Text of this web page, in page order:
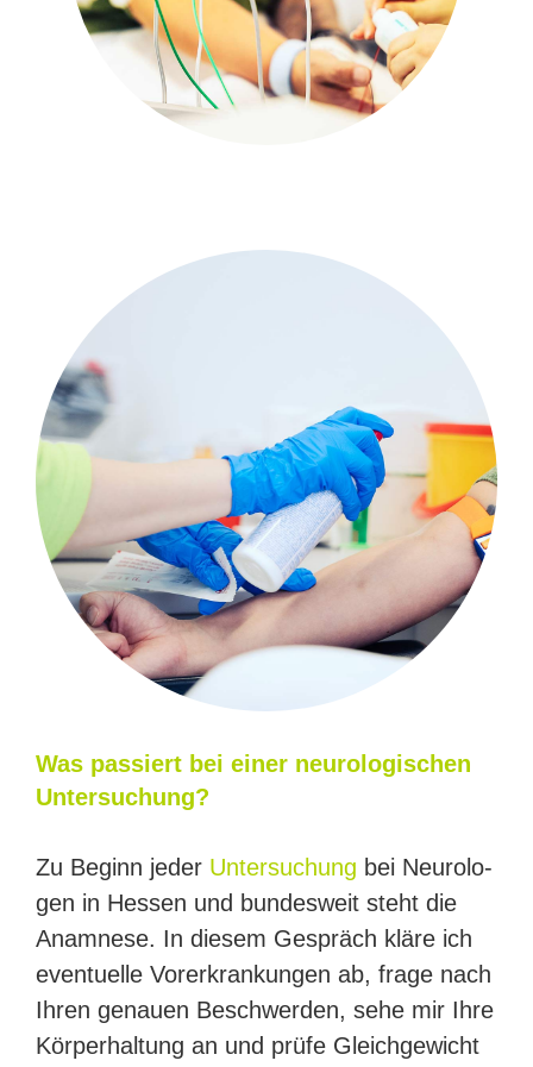
Was pas­siert bei einer neurologischen
Untersuchung?
Zu Beginn jeder Unter­su­chung bei Neu­ro­lo­
gen in Hes­sen und bun­des­weit steht die
Ana­mne­se. In die­sem Gespräch klä­re ich
even­tu­el­le Vor­er­kran­kun­gen ab, fra­ge nach
Ihren genau­en Beschwer­den, sehe mir Ihre
Kör­per­hal­tung an und prü­fe Gleich­ge­wicht